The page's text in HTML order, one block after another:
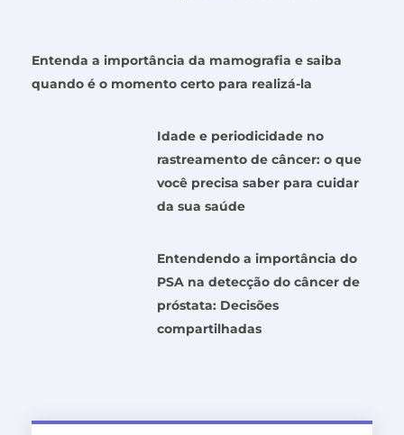
Entenda a importância da mamografia e saiba
quando é o momento certo para realizá-la
Idade e periodicidade no
rastreamento de câncer: o que
você precisa saber para cuidar
da sua saúde
Entendendo a importância do
PSA na detecção do câncer de
próstata: Decisões
compartilhadas